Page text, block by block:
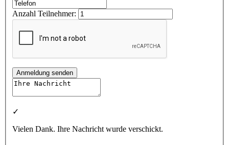
Anzahl Teilnehmer:
Anmeldung senden
✓
Vielen Dank. Ihre Nachricht wurde verschickt.